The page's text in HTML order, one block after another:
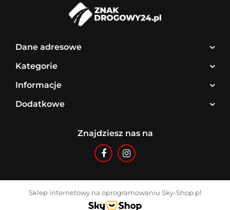
Dane adresowe
Kategorie
Informacje
Dodatkowe
Znajdziesz nas na
Sklep internetowy na oprogramowaniu Sky-Shop.pl